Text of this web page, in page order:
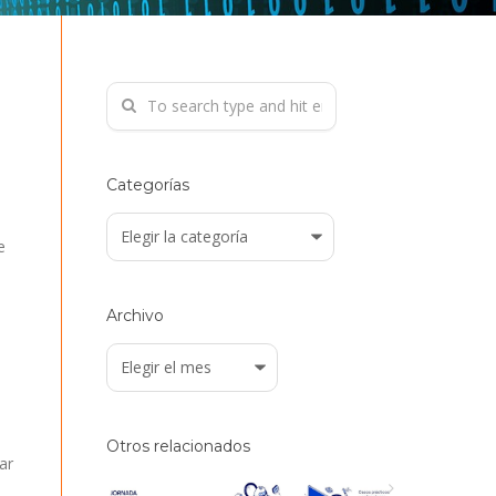
Categorías
Categorías
Archivo
Archivo
Otros relacionados